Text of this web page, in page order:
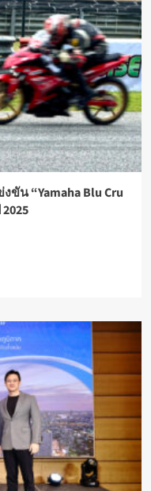
น “Yamaha Blu Cru